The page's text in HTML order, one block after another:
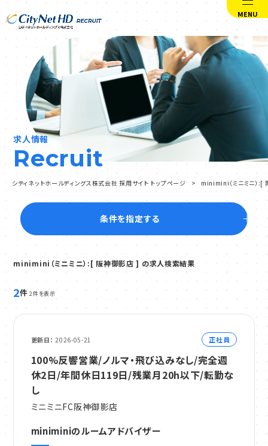
MENU
求人情報
Recruit
シティネットホールディングス株式会社 採用サイト トップページ minimini（ミニミニ）
条件を指定する
minimini（ミニミニ）:[ 阪神御影店 ] の求人検索結果
2件 2件を表示
更新日 2026-05-21 正社員
100%反響営業/ノルマ・飛び込みなし/完全週
休2日/年間休日119日/残業月20h以下/転勤な
し
ミニミニFC阪神御影店
miniminiのルームアドバイザー